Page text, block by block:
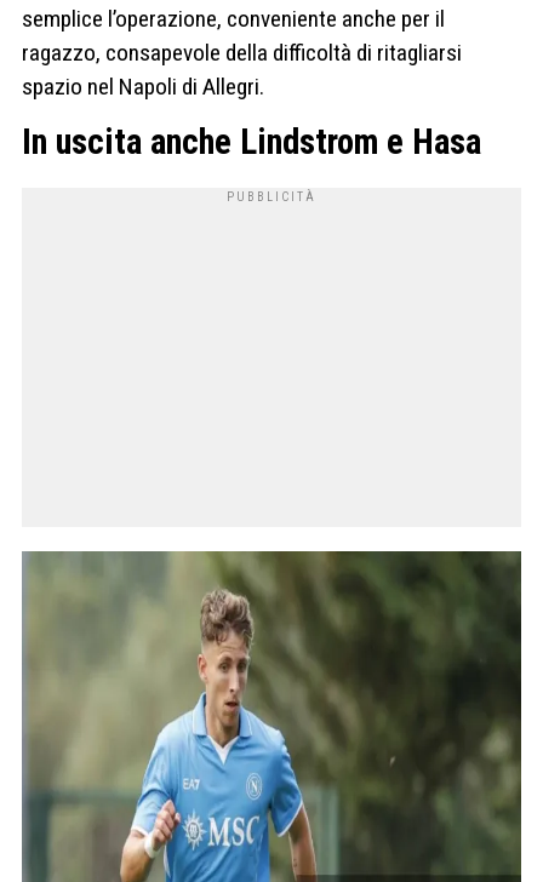
semplice l’operazione, conveniente anche per il
ragazzo, consapevole della difficoltà di ritagliarsi
spazio nel Napoli di Allegri.
In uscita anche Lindstrom e Hasa